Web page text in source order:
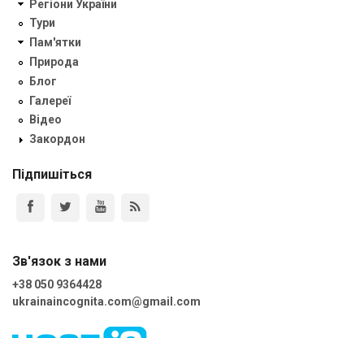
Регіони України
Тури
Пам'ятки
Природа
Блог
Галереї
Відео
Закордон
Підпишіться
Зв'язок з нами
+38 050 9364428
ukrainaincognita.com@gmail.com